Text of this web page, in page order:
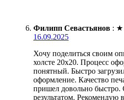
Филипп Севастьянов : ★
16.09.2025
Хочу поделиться своим
холсте 20х20. Процесс
понятный. Быстро
оформление. Качество
пришел довольно быстро.
результатом. Рекомендую